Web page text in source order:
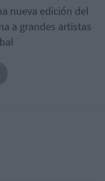
nueva edición del
a grandes artistas